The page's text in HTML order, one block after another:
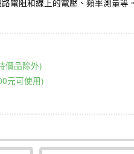
電阻和線上的電壓、頻率測量等
價品除外)
元可使用)